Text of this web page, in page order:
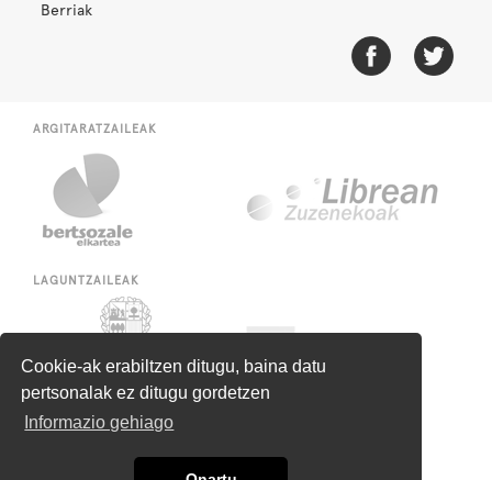
Cookie-ak erabiltzen ditugu, baina datu
pertsonalak ez ditugu gordetzen
Informazio gehiago
Berriak
ARGITARATZAILEAK
LAGUNTZAILEAK